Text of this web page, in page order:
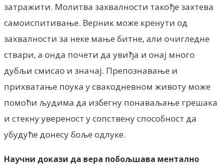
затражити. Молитва захвалности такође захтева
самоиспитивање. Верник може кренути од
захвалности за неке мање битне, али очигледне
ствари, а онда почети да увиђа и онај много
дубљи смисао и значај. Препознавање и
прихватање поука у свакодневном животу може
помоћи људима да избегну понаваљање грешака
и стекну увереност у сопствену способност да
убудуће донесу боље одлуке.
Научни докази да вера побољшава ментално